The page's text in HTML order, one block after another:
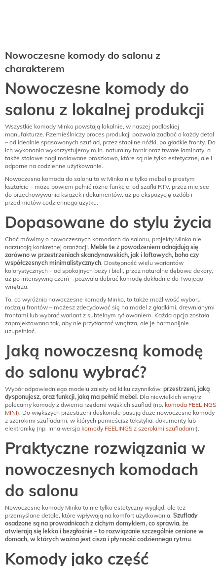
Nowoczesne komody do salonu z
charakterem
Nowoczesne komody do
salonu z lokalnej produkcji
Wszystkie komody Minko powstają lokalnie, w naszej podlaskiej
manufakturze. Rzemieślniczy proces produkcji pozwala zadbać o każdy detal
– od idealnie spasowanych szuflad, przez stabilne nóżki, po gładkie fronty. Do
ich wykonania wykorzystujemy m.in. naturalny fornir oraz trwałe laminaty, a
także stalowe nogi malowane proszkowo, które są nie tylko estetyczne, ale i
odporne na codzienne użytkowanie.
Nowoczesna komoda do salonu to w Minko nie tylko mebel o prostym
kształcie – może bowiem pełnić różne funkcje: od szafki RTV, przez miejsce
do przechowywania książek i dokumentów, aż po ekspozycję ozdób i
przedmiotów codziennego użytku.
Dopasowane do stylu życia
Choć mówimy o nowoczesnych komodach do salonu, projekty Minko nie
narzucają konkretnej aranżacji. Meble te z powodzeniem odnajdują się
zarówno w przestrzeniach skandynawskich, jak i loftowych, boho czy
współczesnych minimalistycznych. Dostępność wielu wariantów
kolorystycznych – od spokojnych beży i bieli, przez naturalne dębowe dekory,
aż po intensywną czerń – pozwala dobrać komodę dokładnie do Twojego
wnętrza.
To, co wyróżnia nowoczesne komody Minko, to także możliwość wyboru
rodzaju frontów – możesz zdecydować się na model z gładkimi, drewnianymi
frontami lub wybrać wariant z subtelnym ryflowaniem. Każda opcja została
zaprojektowana tak, aby nie przytłaczać wnętrza, ale je harmonijnie
uzupełniać.
Jaką nowoczesną komodę
do salonu wybrać?
Wybór odpowiedniego modelu zależy od kilku czynników: przestrzeni, jaką
dysponujesz, oraz funkcji, jaką ma pełnić mebel . Dla niewielkich wnętrz
polecamy komody z dwiema rzędami wąskich szuflad (np. komoda FEELINGS
MINI). Do większych przestrzeni doskonale pasują duże nowoczesne komody
z szerokimi szufladami, w których pomieścisz tekstylia, dokumenty lub
elektronikę (np. inna wersja komody FEELINGS z szerokimi szufladami).
Praktyczne rozwiązania w
nowoczesnych komodach
do salonu
Nowoczesne komody Minko to nie tylko estetyczny wygląd, ale też
przemyślane detale, które wpływają na komfort użytkowania. Szuflady
osadzone są na prowadnicach z cichym domykiem, co sprawia, że
otwierają się lekko i bezgłośnie – to rozwiązanie szczególnie cenione w
domach, w których ważna jest cisza i płynność codziennego rytmu.
Komody jako część